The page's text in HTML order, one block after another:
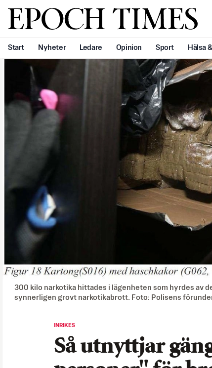
Svenska Epoch Times
Start Nyheter Ledare Opinion Sport Hälsa
300 kilo narkotika hittades i lägenheten som hyrdes av
synnerligen grovt narkotikabrott. Foto: Polisens
INRIKES
Så utnyttjar